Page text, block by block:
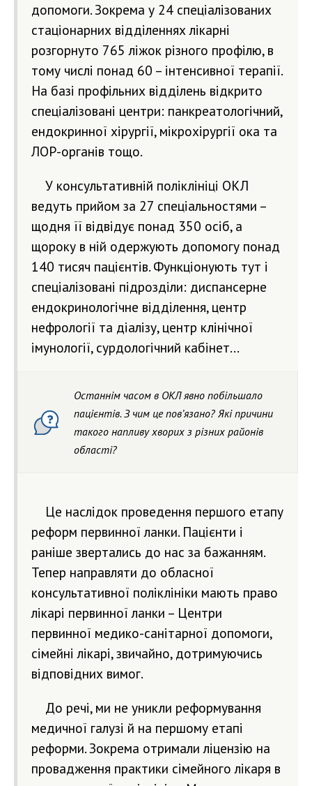
допомоги. Зокрема у 24 спеціалізованих
стаціонарних відділеннях лікарні
розгорнуто 765 ліжок різного профілю, в
тому числі понад 60 – інтенсивної терапії.
На базі профільних відділень відкрито
спеціалізовані центри: панкреатологічний,
ендокринної хірургії, мікрохірургії ока та
ЛОР-органів тощо.
У консультативній поліклініці ОКЛ
ведуть прийом за 27 спеціальностями –
щодня її відвідує понад 350 осіб, а
щороку в ній одержують допомогу понад
140 тисяч пацієнтів. Функціонують тут і
спеціалізовані підрозділи: диспансерне
ендокринологічне відділення, центр
нефрології та діалізу, центр клінічної
імунології, сурдологічний кабінет...
Останнім часом в ОКЛ явно побільшало
пацієнтів. З чим це пов’язано? Які причини
такого напливу хворих з різних районів
області?
Це наслідок проведення першого етапу
реформ первинної ланки. Пацієнти і
раніше звертались до нас за бажанням.
Тепер направляти до обласної
консультативної поліклініки мають право
лікарі первинної ланки – Центри
первинної медико-санітарної допомоги,
сімейні лікарі, звичайно, дотримуючись
відповідних вимог.
До речі, ми не уникли реформування
медичної галузі й на першому етапі
реформи. Зокрема отримали ліцензію на
провадження практики сімейного лікаря в